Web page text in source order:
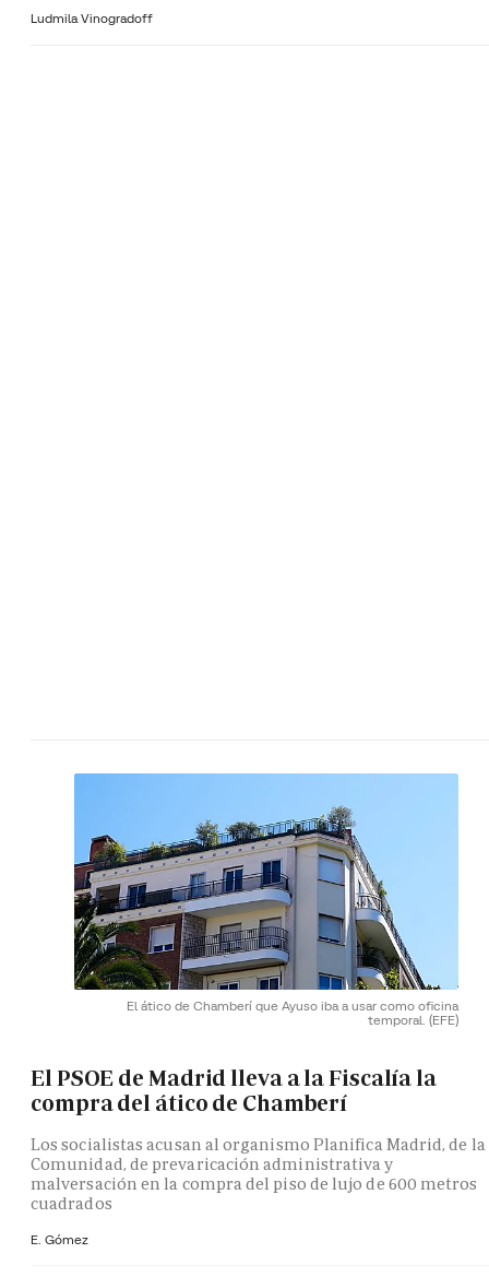
Ludmila Vinogradoff
El ático de Chamberí que Ayuso iba a usar como oficina
temporal. (EFE)
El PSOE de Madrid lleva a la Fiscalía la
compra del ático de Chamberí
Los socialistas acusan al organismo Planifica Madrid, de la
Comunidad, de prevaricación administrativa y
malversación en la compra del piso de lujo de 600 metros
cuadrados
E. Gómez